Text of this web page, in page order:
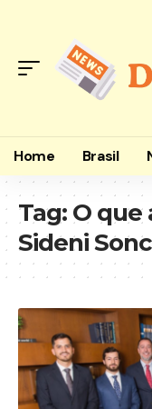
Home Brasil
Tag: O que
Sideni